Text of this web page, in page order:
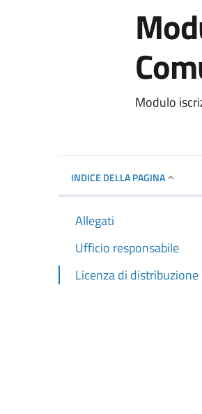
Modulo
INDICE DELLA PAGINA
Allegati
Ufficio responsabile
Licenza di distribuzione